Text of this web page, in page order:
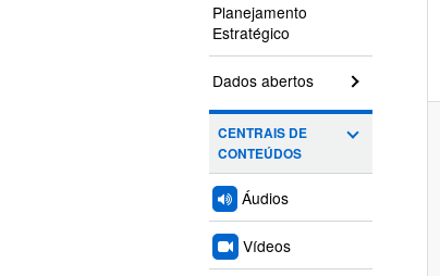
Planejamento
Estratégico
Dados abertos
CENTRAIS DE
CONTEÚDOS
Áudios
Vídeos